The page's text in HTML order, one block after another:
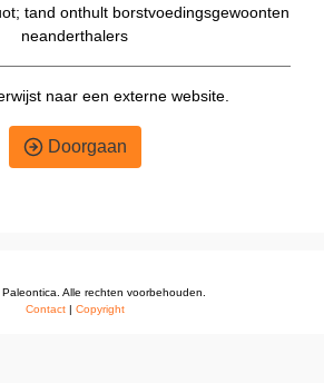
tand onthult borstvoedingsgewoonten
neanderthalers
naar een externe website.
Doorgaan
Alle rechten voorbehouden.
Contact| Copyright